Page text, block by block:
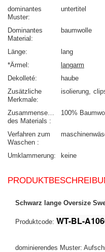
dominantes
Muster
untertitel
Dominantes
Material
baumwolle
Länge
lang
*Ärmel
langarm
Dekolleté
haube
Zusätzliche
Merkmale
isolierung
Zusammensetzung
des Materials
100%
Verfahren zum
Waschen
Umklammerung keine
Schwarz lange Oversize
Produktcode: WT-BL-
dominierendes Muster: